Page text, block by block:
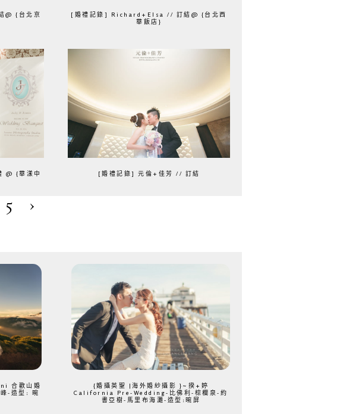
{台北京
[婚禮記錄] Richard+Elsa // 訂結@ {台北西
華飯店}
@ {華漾中
[婚禮記錄] 元倫+佳芳 // 訂結
5 ›
合歡山婚
-造型: 晼
{婚攝英聖 |海外婚紗攝影 }~揆+婷
California Pre-Wedding-比佛利-棕櫚泉-約
書亞樹-馬里布海灘-造型:晼屏